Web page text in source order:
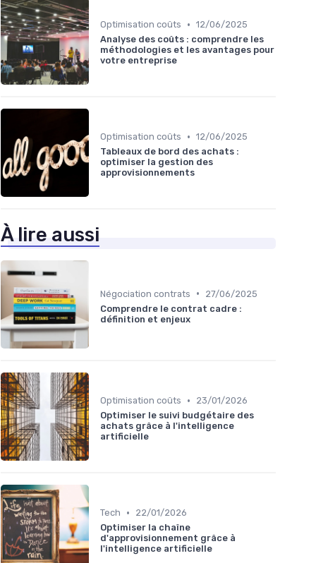
Optimisation coûts • 12/06/2025
Analyse des coûts : comprendre les
méthodologies et les avantages pour
votre entreprise
Optimisation coûts • 12/06/2025
Tableaux de bord des achats :
optimiser la gestion des
approvisionnements
À lire aussi
Négociation contrats •
27/06/2025
Comprendre le contrat cadre :
définition et enjeux
Optimisation coûts •
23/01/2026
Optimiser le suivi budgétaire des
achats grâce à l'intelligence
artificielle
Tech •
22/01/2026
Optimiser la chaîne
d'approvisionnement grâce à
l'intelligence artificielle